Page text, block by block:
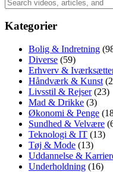
Kategorier
Bolig & Indretning
Diverse (59)
Erhverv &
Håndværk & Kunst
Livsstil & Rejser(23)
Mad & Drikke (3)
Økonomi & Penge
Sundhed & Velvære
Teknologi & IT (13)
Tøj & Mode (13)
Uddannelse &
Underholdning (16)